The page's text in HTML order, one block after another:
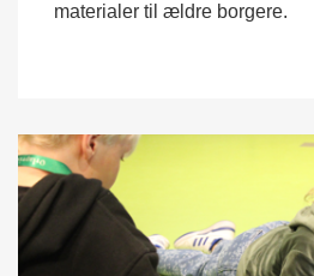
materialer til ældre borgere.